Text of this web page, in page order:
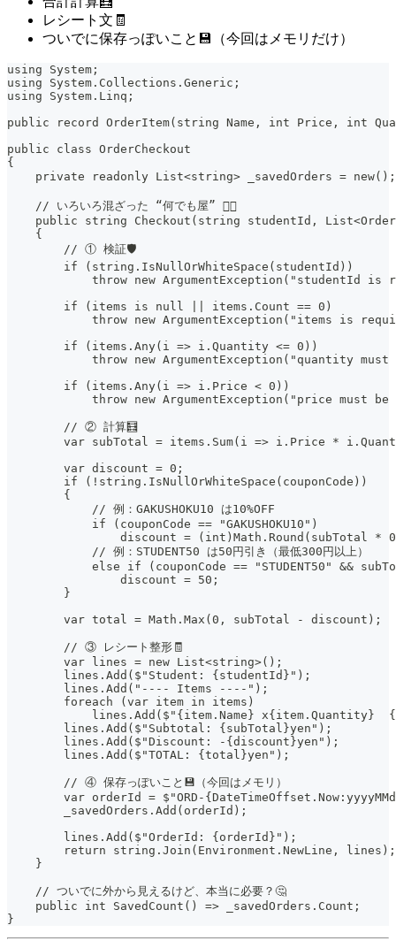
レシート文🧾
ついでに保存っぽいこと💾（今回はメモリだけ）
using System;
using System.Collections.Generic;
using System.Linq;
public record OrderItem(string Name, int Price, int
public class OrderCheckout
{
private readonly List<string> _savedOrders = new();
    // いろいろ混ざった “何でも屋” 😵‍💫
public string Checkout(string studentId,
    {
        // ① 検証🛡️
        if (string.IsNullOrWhiteSpace(studentId))
throw new ArgumentException("studentId is
        if (items is null || items.Count == 0)
throw new ArgumentException("items is
        if (items.Any(i => i.Quantity <= 0))
throw new ArgumentException("quantity must
        if (items.Any(i => i.Price < 0))
throw new ArgumentException("price must be
        // ② 計算🧮
var subTotal = items.Sum(i => i.Price *
        var discount = 0;
        if (!string.IsNullOrWhiteSpace(couponCode))
        {
            // 例：GAKUSHOKU10 は10%OFF
            if (couponCode == "GAKUSHOKU10")
discount = (int)Math.Round(subTotal *
            // 例：STUDENT50 は50円引き（最低300円以上）
else if (couponCode == "STUDENT50" &&
                discount = 50;
        }
        var total = Math.Max(0, subTotal - discount);
        // ③ レシート整形🧾
        var lines = new List<string>();
        lines.Add($"Student: {studentId}");
        lines.Add("---- Items ----");
        foreach (var item in items)
lines.Add($"{item.Name} x{item.Quantity}
        lines.Add($"Subtotal: {subTotal}yen");
        lines.Add($"Discount: -{discount}yen");
        lines.Add($"TOTAL: {total}yen");
        // ④ 保存っぽいこと💾（今回はメモリ）
var orderId = $"ORD-
        _savedOrders.Add(orderId);
        lines.Add($"OrderId: {orderId}");
        return string.Join(Environment.NewLine, lines);
    }
    // ついでに外から見えるけど、本当に必要？🤔
    public int SavedCount() => _savedOrders.Count;
}